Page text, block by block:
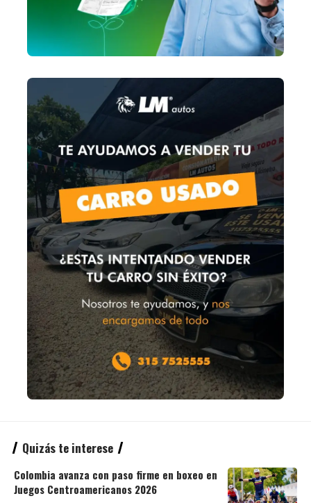
Quizás te interese
Colombia avanza con paso firme en boxeo en
Juegos Centroamericanos 2026